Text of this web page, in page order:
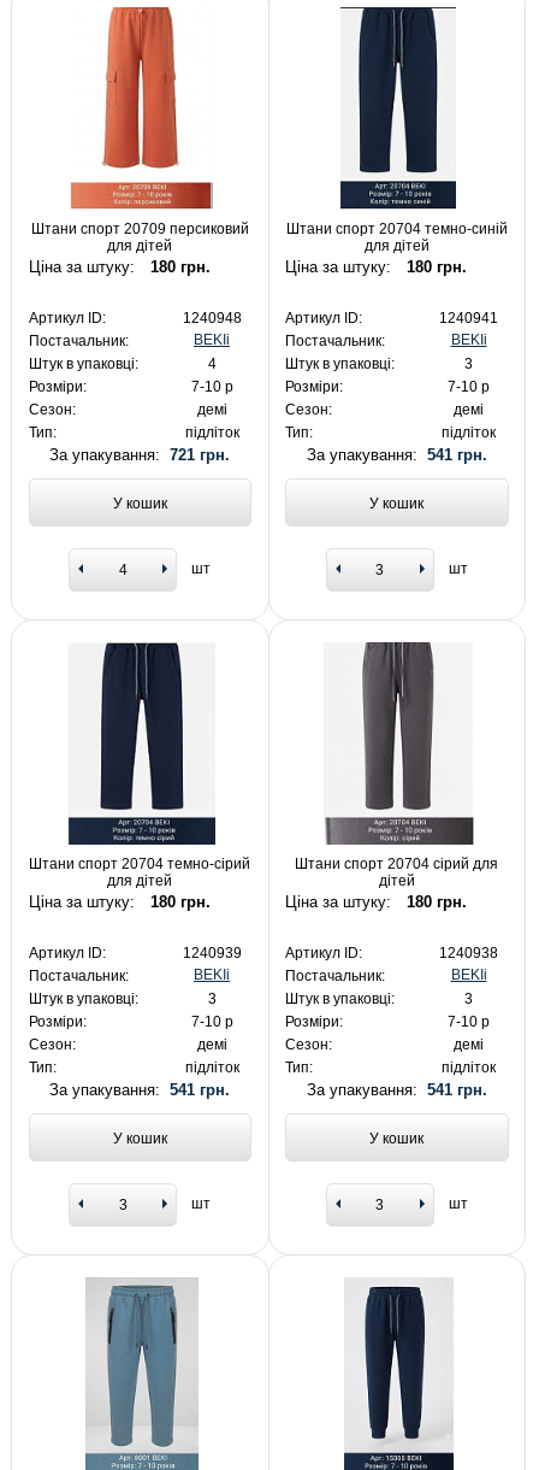
Штани спорт 20709 персиковий
для дітей
Ціна за штуку: 180 грн.
Артикул ID:
1240948
Постачальник:
BEKIi
Штук в упаковці:
4
Розміри:
7-10 р
Сезон:
демі
Тип:
підліток
За упакування:721 грн.
У кошик
шт
Штани спорт 20704 темно-синій
для дітей
Ціна за штуку: 180 грн.
Артикул ID:
1240941
Постачальник:
BEKIi
Штук в упаковці:
3
Розміри:
7-10 р
Сезон:
демі
Тип:
підліток
За упакування: 541 грн.
У кошик
шт
Штани спорт 20704 темно-сірий
для дітей
Ціна за штуку: 180 грн.
Артикул ID:
1240939
Постачальник:
BEKIi
Штук в упаковці:
3
Розміри:
7-10 р
Сезон:
демі
Тип:
підліток
За упакування:541 грн.
У кошик
шт
Штани спорт 20704 сірий для
дітей
Ціна за штуку: 180 грн.
Артикул ID:
1240938
Постачальник:
BEKIi
Штук в упаковці:
3
Розміри:
7-10 р
Сезон:
демі
Тип:
підліток
За упакування: 541 грн.
У кошик
шт